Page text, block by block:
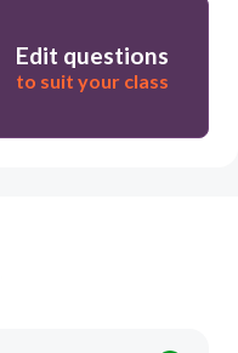
Edit questions
to suit your class